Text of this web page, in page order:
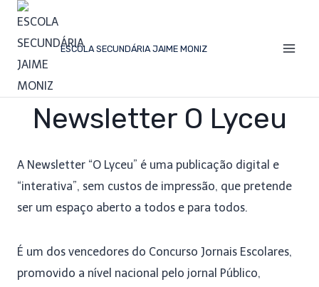
ESCOLA SECUNDÁRIA JAIME MONIZ
Newsletter O Lyceu
A Newsletter “O Lyceu” é uma publicação digital e
“interativa”, sem custos de impressão, que pretende
ser um espaço aberto a todos e para todos.
É um dos vencedores do Concurso Jornais Escolares,
promovido a nível nacional pelo jornal Público,